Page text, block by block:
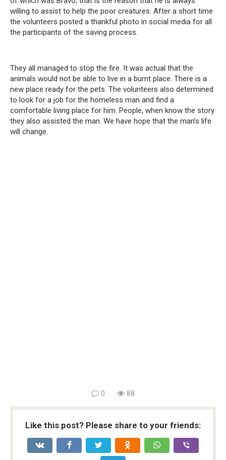
willing to assist to help the poor creatures. After a short time
the volunteers posted a thankful photo in social media for all
the participants of the saving process.
They all managed to stop the fire. It was actual that the
animals would not be able to live in a burnt place. There is a
new place ready for the pets. The volunteers also determined
to look for a job for the homeless man and find a
comfortable living place for him. People, when know the story
they also assisted the man. We have hope that the man’s life
will change.
0 88
Like this post? Please share to your friends: